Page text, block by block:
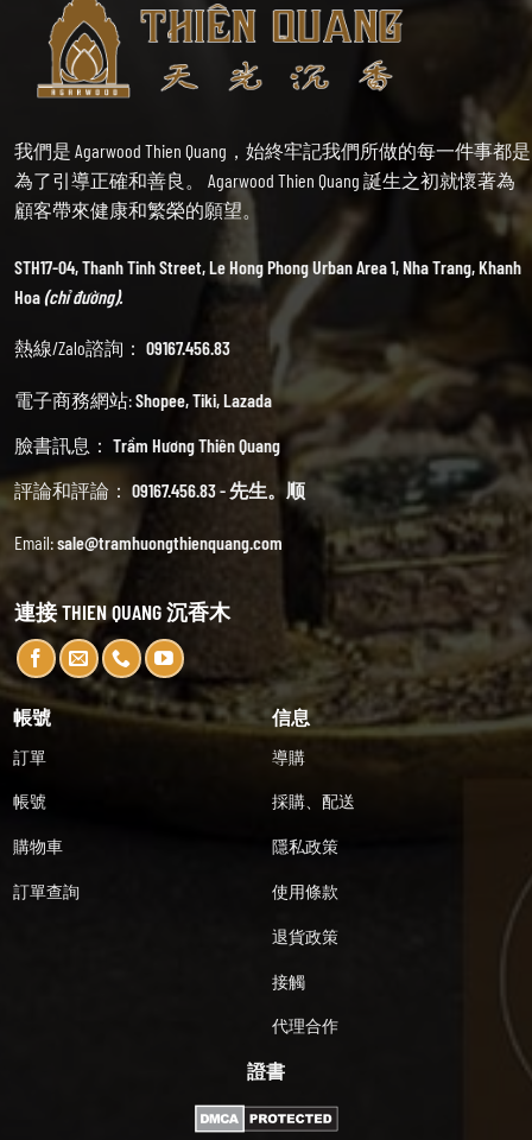
我們是 Agarwood Thien Quang，始終牢記我們所做的每一件事都是
為了引導正確和善良。 Agarwood Thien Quang 誕生之初就懷著為
顧客帶來健康和繁榮的願望。
STH17-04, Thanh Tinh Street, Le Hong Phong Urban Area 1, Nha Trang, Khanh
Hoa(chỉ đường).
熱線/Zalo諮詢： 09167.456.83
電子商務網站:Shopee,Tiki,Lazada
臉書訊息： Trầm Hương Thiên Quang
評論和評論： 09167.456.83 - 先生。顺
Email:sale@tramhuongthienquang.com
連接 THIEN QUANG 沉香木
帳號
訂單
帳號
購物車
訂單查詢
信息
導購
採購、配送
隱私政策
使用條款
退貨政策
接觸
代理合作
證書